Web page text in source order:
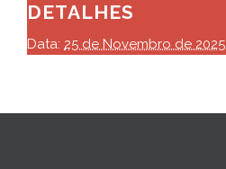
DETALHES
Data: 25 de Novembro de 2025